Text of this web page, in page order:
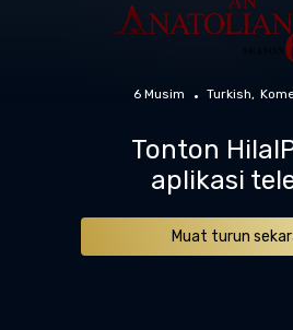
6 Musim Turkish
Tonton
aplikasi
Muat turun